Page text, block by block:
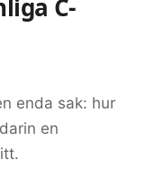
C-
enda sak: hur
en